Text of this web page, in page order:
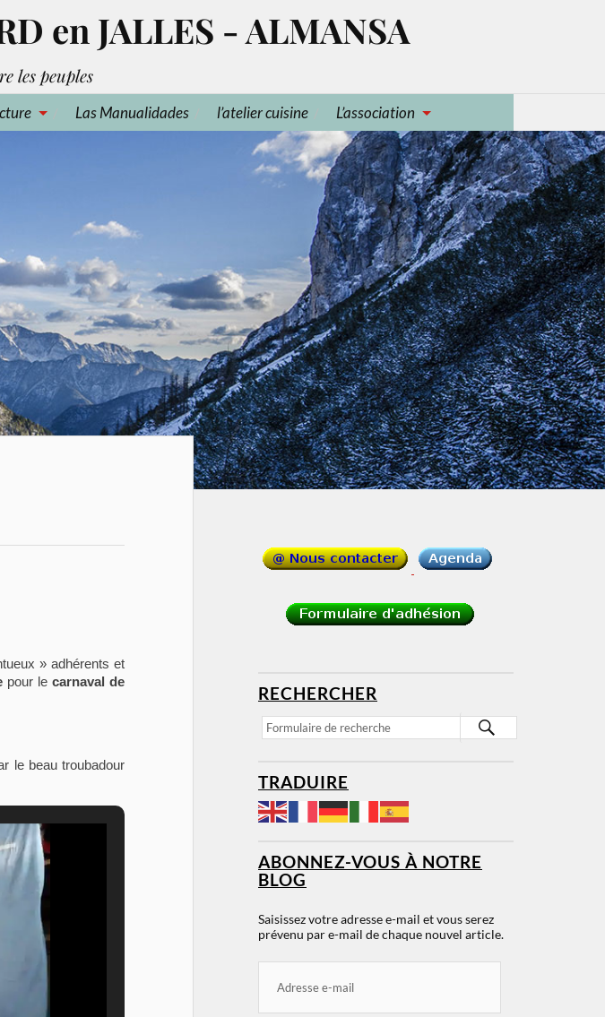
en JALLES - ALMANSA
les peuples
Las Manualidades l’atelier cuisine L’association
» adhérents et
pour lecarnaval de
le beau troubadour
RECHERCHER
TRADUIRE
ABONNEZ-VOUS À NOTRE
BLOG
Saisissez votre adresse e-mail et vous serez
prévenu par e-mail de chaque nouvel article.